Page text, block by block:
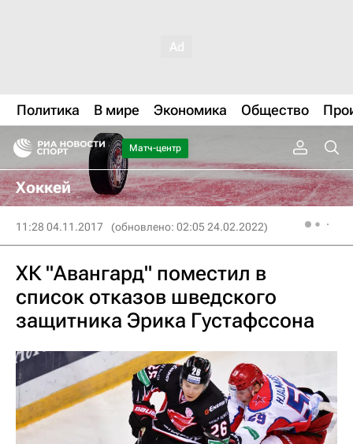
Политика В мире Экономика Общество
Матч-центр
Хоккей
11:28 04.11.2017 (обновлено: 02:05 24.02.2022)
ХК "Авангард" поместил в
список отказов шведского
защитника Эрика Густафссона